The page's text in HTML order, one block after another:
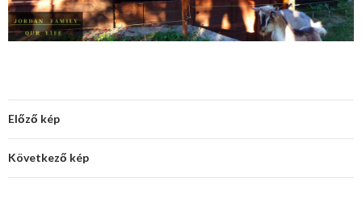
Előző kép
Következő kép